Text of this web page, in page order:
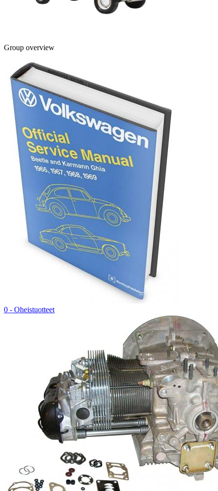
Group overview
0 - Oheistuotteet